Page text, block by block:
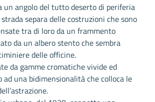
un angolo del tutto deserto di periferia
separa delle costruzioni che sono
tra di loro da un frammento
da un albero stento che sembra
delle officine.
da gamme cromatiche vivide ed
ad una bidimensionalità che colloca le